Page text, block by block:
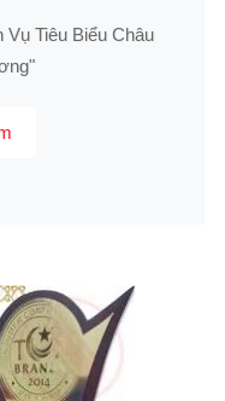
Tiêu Biểu Châu